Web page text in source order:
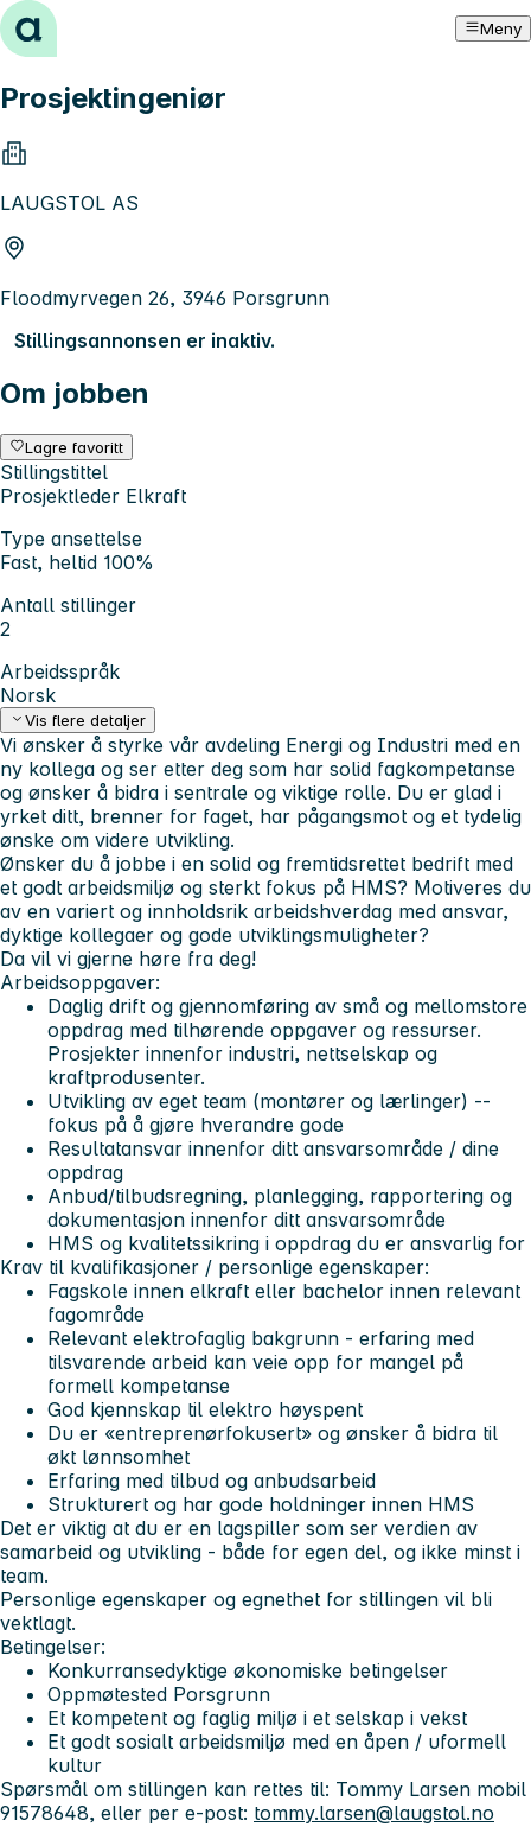
Hopp til innhold Meny
Prosjektingeniør
LAUGSTOL AS
Floodmyrvegen 26, 3946 Porsgrunn
Stillingsannonsen er inaktiv.
Om jobben
Lagre favoritt
Stillingstittel
Prosjektleder Elkraft
Type ansettelse
Fast, heltid 100%
Antall stillinger
2
Arbeidsspråk
Norsk
Vis flere detaljer
Vi ønsker å styrke vår avdeling Energi og Industri med en
ny kollega og ser etter deg som har solid fagkompetanse
og ønsker å bidra i sentrale og viktige rolle. Du er glad i
yrket ditt, brenner for faget, har pågangsmot og et tydelig
ønske om videre utvikling.
Ønsker du å jobbe i en solid og fremtidsrettet bedrift med
et godt arbeidsmiljø og sterkt fokus på HMS? Motiveres du
av en variert og innholdsrik arbeidshverdag med ansvar,
dyktige kollegaer og gode utviklingsmuligheter?
Da vil vi gjerne høre fra deg!
Arbeidsoppgaver:
Daglig drift og gjennomføring av små og mellomstore
oppdrag med tilhørende oppgaver og ressurser.
Prosjekter innenfor industri, nettselskap og
kraftprodusenter.
Utvikling av eget team (montører og lærlinger) --
fokus på å gjøre hverandre gode
Resultatansvar innenfor ditt ansvarsområde / dine
oppdrag
Anbud/tilbudsregning, planlegging, rapportering og
dokumentasjon innenfor ditt ansvarsområde
HMS og kvalitetssikring i oppdrag du er ansvarlig for
Krav til kvalifikasjoner / personlige egenskaper:
Fagskole innen elkraft eller bachelor innen relevant
fagområde
Relevant elektrofaglig bakgrunn - erfaring med
tilsvarende arbeid kan veie opp for mangel på
formell kompetanse
God kjennskap til elektro høyspent
Du er «entreprenørfokusert» og ønsker å bidra til
økt lønnsomhet
Erfaring med tilbud og anbudsarbeid
Strukturert og har gode holdninger innen HMS
Det er viktig at du er en lagspiller som ser verdien av
samarbeid og utvikling - både for egen del, og ikke minst i
team.
Personlige egenskaper og egnethet for stillingen vil bli
vektlagt.
Betingelser:
Konkurransedyktige økonomiske betingelser
Oppmøtested Porsgrunn
Et kompetent og faglig miljø i et selskap i vekst
Et godt sosialt arbeidsmiljø med en åpen / uformell
kultur
Spørsmål om stillingen kan rettes til: Tommy Larsen mobil
91578648, eller per e-post: tommy.larsen@laugstol.no